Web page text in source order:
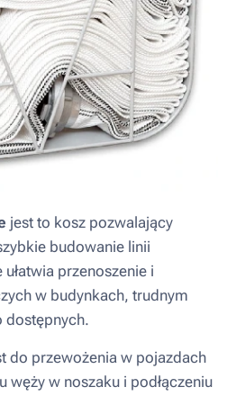
jest to kosz pozwalający
budowanie linii
przenoszenie i
w budynkach, trudnym
dostępnych.
do przewożenia w pojazdach
węży w noszaku i podłączeniu